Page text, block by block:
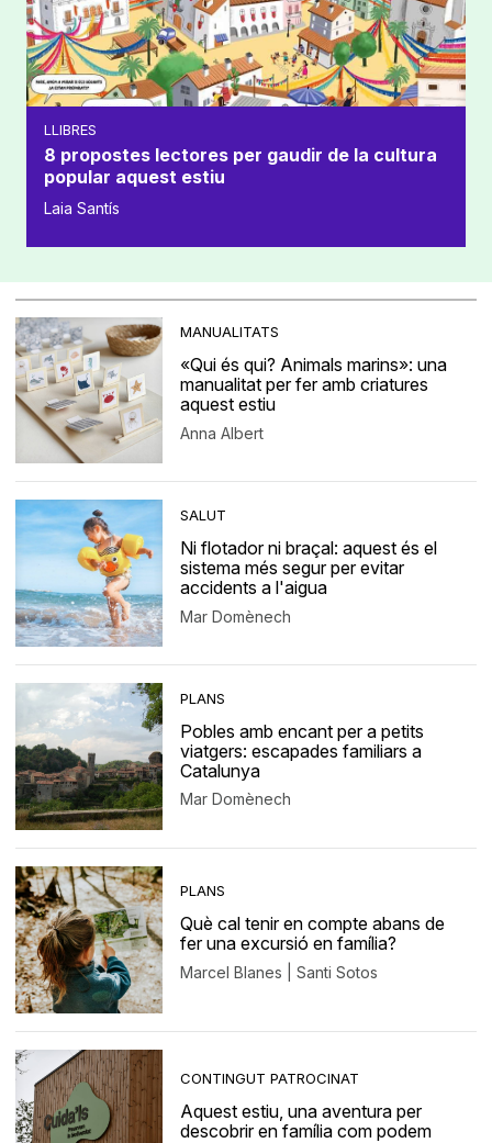
LLIBRES
8 propostes lectores per gaudir de la cultura
popular aquest estiu
Laia Santís
MANUALITATS
«Qui és qui? Animals marins»: una
manualitat per fer amb criatures
aquest estiu
Anna Albert
SALUT
Ni flotador ni braçal: aquest és el
sistema més segur per evitar
accidents a l'aigua
Mar Domènech
PLANS
Pobles amb encant per a petits
viatgers: escapades familiars a
Catalunya
Mar Domènech
PLANS
Què cal tenir en compte abans de
fer una excursió en família?
Marcel Blanes | Santi Sotos
CONTINGUT PATROCINAT
Aquest estiu, una aventura per
descobrir en família com podem